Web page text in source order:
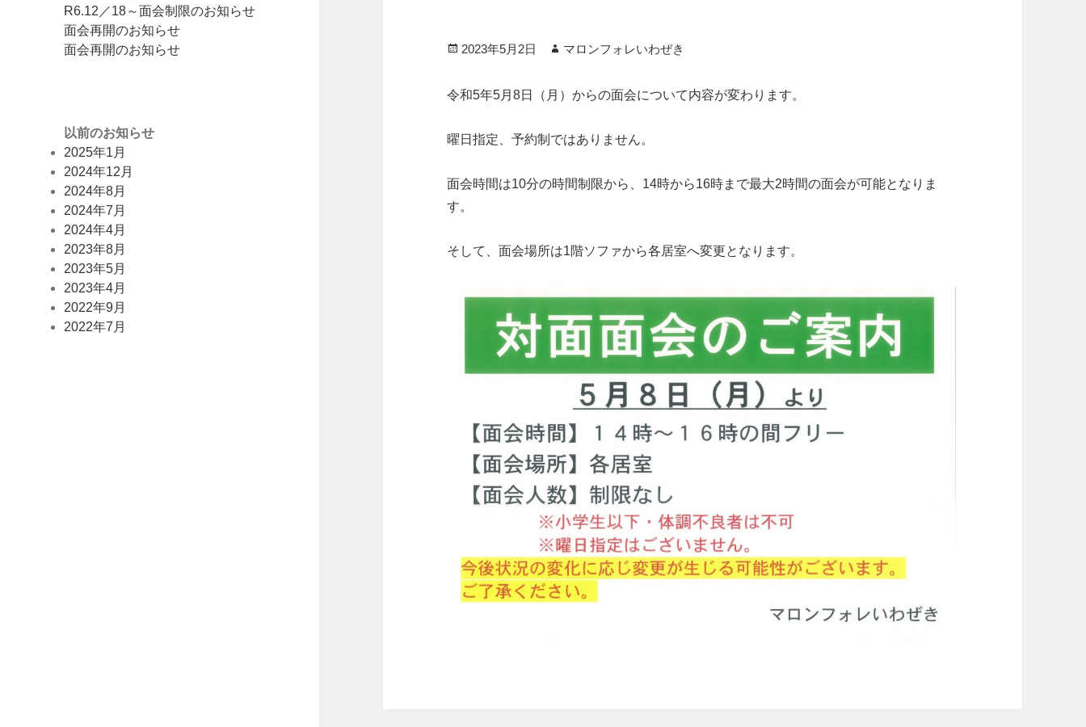
R6.12／18～面会制限のお知らせ
面会再開のお知らせ
面会再開のお知らせ
以前のお知らせ
2025年1月
2024年12月
2024年8月
2024年7月
2024年4月
2023年8月
2023年5月
2023年4月
2022年9月
2022年7月
投
日:
2023年5月2日
作
者
マロンフォレいわぜき
令和5年5月8日（月）からの面会について内容が変わります。
曜日指定、予約制ではありません。
面会時間は10分の時間制限から、14時から16時まで最大2時間の面会が可能となりま
す。
そして、面会場所は1階ソファから各居室へ変更となります。